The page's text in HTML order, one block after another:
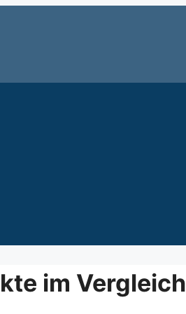
im Vergleich